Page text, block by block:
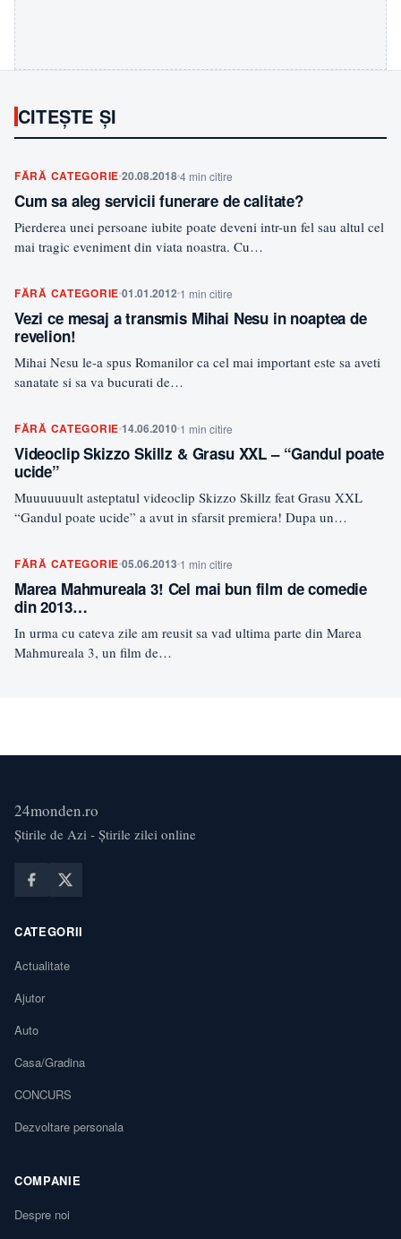
CITEȘTE ȘI
FĂRĂ CATEGORIE20.08.20184 min citire
Cum sa aleg servicii funerare de calitate?
Pierderea unei persoane iubite poate deveni intr-un fel sau altul cel
mai tragic eveniment din viata noastra. Cu…
FĂRĂ CATEGORIE01.01.2012 1 min citire
Vezi ce mesaj a transmis Mihai Nesu in noaptea de
revelion!
Mihai Nesu le-a spus Romanilor ca cel mai important este sa aveti
sanatate si sa va bucurati de…
FĂRĂ CATEGORIE14.06.2010 1 min citire
Videoclip Skizzo Skillz & Grasu XXL – “Gandul poate
ucide”
Muuuuuuult asteptatul videoclip Skizzo Skillz feat Grasu XXL
“Gandul poate ucide” a avut in sfarsit premiera! Dupa un…
FĂRĂ CATEGORIE05.06.2013 1 min citire
Marea Mahmureala 3! Cel mai bun film de comedie
din 2013…
In urma cu cateva zile am reusit sa vad ultima parte din Marea
Mahmureala 3, un film de…
24monden.ro
Știrile de Azi - Știrile zilei online
CATEGORII
Actualitate
Ajutor
Auto
Casa/Gradina
CONCURS
Dezvoltare personala
COMPANIE
Despre noi